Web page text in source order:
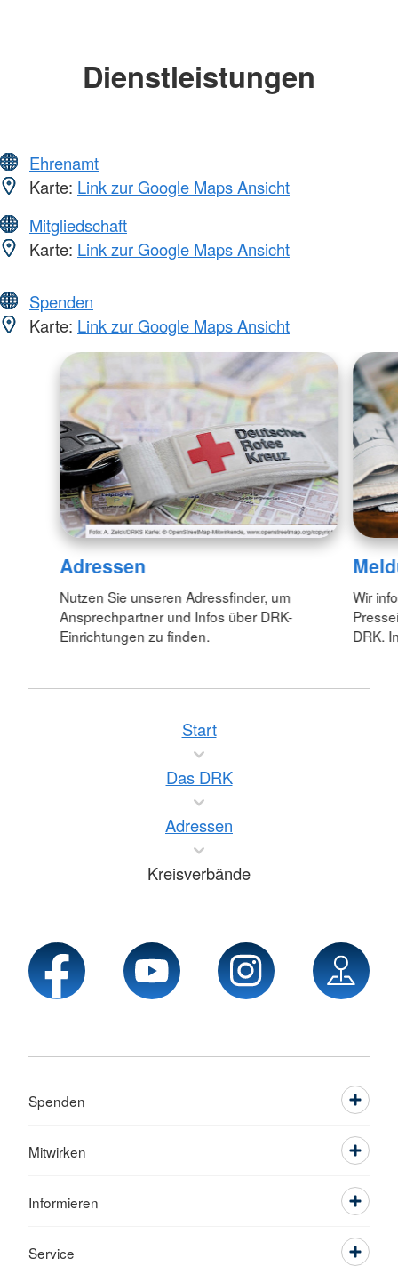
Dienstleistungen
Ehrenamt
Karte: Link zur Google Maps Ansicht
Mitgliedschaft
Karte: Link zur Google Maps Ansicht
Spenden
Karte: Link zur Google Maps Ansicht
Adressen
Nutzen Sie unseren Adressfinder, um
Ansprechpartner und Infos über DRK-
Einrichtungen zu finden.
Wir
DRK.
Start
Das DRK
Adressen
Kreisverbände
Spenden
Mitwirken
Informieren
Service